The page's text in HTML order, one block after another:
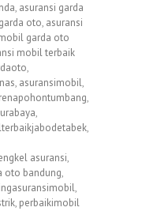
, asuransi garda
oto, asuransi
garda oto
mobil terbaik
,
, asuransimobil,
,
,
,
asuransi,
oto bandung,
,
, perbaikimobil